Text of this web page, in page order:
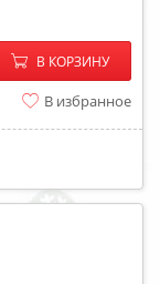
− +
В КОРЗИНУ
В избранное